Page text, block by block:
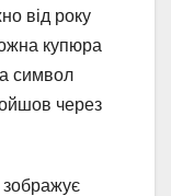
від року
купюра
символ
через